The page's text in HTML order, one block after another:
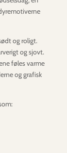
og roligt.
og sjovt.
føles varme
og grafisk